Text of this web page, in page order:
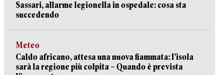
Sassari, allarme legionella in ospedale: cosa sta
succedendo
Meteo
Caldo africano, attesa una nuova fiammata: l’isola
sarà la regione più colpita – Quando è prevista